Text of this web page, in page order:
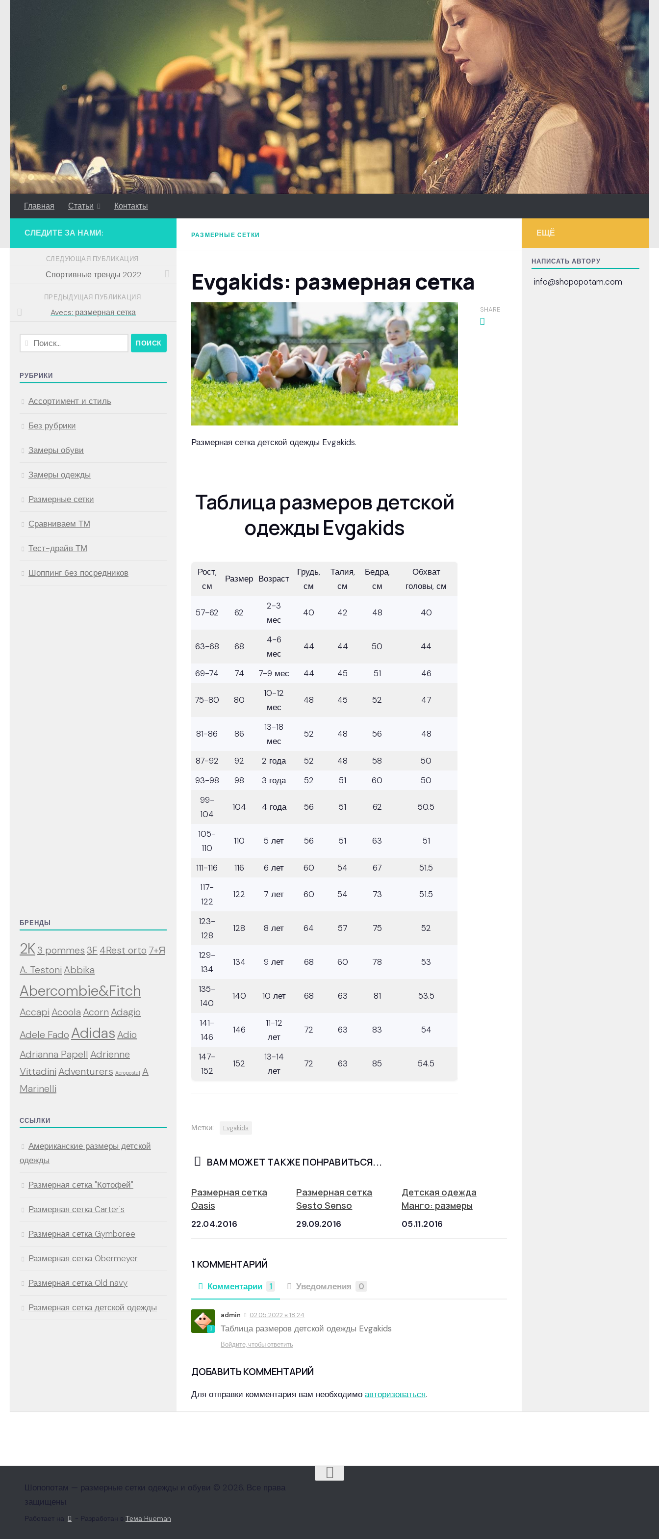
Главная Статьи Контакты
РАЗМЕРНЫЕ СЕТКИ
Evgakids: размерная сетка
Размерная сетка детской одежды Evgakids.
Таблица размеров детской
одежды Evgakids
Рост,
см
Размер Возраст
Грудь,
см
Талия,
см
Бедра,
см
Обхват
головы, см
57-62 62
2-3
мес
40 42 48 40
63-68 68
4-6
мес
44 44 50 44
69-74 74 7-9 мес 44 45 51 46
75-80 80
10-12
мес
48 45 52 47
81-86 86
13-18
мес
52 48 56 48
87-92 92 2 года 52 48 58
50
93-98
98 3 года 52 51 60
50
99-
104
104 4 года 56 51 62 50.5
105-
110
110 5 лет 56 51 63 51
111-116 116 6 лет 60 54 67
51.5
117-
122
122 7 лет 60 54 73 51.5
123-
128
128 8 лет 64 57 75 52
129-
134
134 9 лет 68 60 78 53
135-
140
140 10 лет 68 63 81 53.5
141-
146
146
11-12
лет
72 63 83 54
147-
152
152
13-14
лет
72 63 85 54.5
SHARE
Метки: Evgakids
ВАМ МОЖЕТ ТАКЖЕ ПОНРАВИТЬСЯ...
Размерная сетка
Oasis
22.04.2016
Размерная сетка
Sesto Senso
29.09.2016
Детская одежда
Манго: размеры
05.11.2016
1 КОММЕНТАРИЙ
Комментарии 1 Уведомления 0
admin 02.05.2022 в 18:24
Таблица размеров детской одежды Evgakids
Войдите, чтобы ответить
ДОБАВИТЬ КОММЕНТАРИЙ
Для отправки комментария вам необходимо авторизоваться.
СЛЕДИТЕ ЗА НАМИ:
СЛЕДУЮЩАЯ ПУБЛИКАЦИЯ
Спортивные тренды 2022
ПРЕДЫДУЩАЯ ПУБЛИКАЦИЯ
Avecs: размерная сетка
Найти:
РУБРИКИ
Ассортимент и стиль
Без рубрики
Замеры обуви
Замеры одежды
Размерные сетки
Сравниваем ТМ
Тест-драйв ТМ
Шоппинг без посредников
БРЕНДЫ
2K3 pommes3F 4Rest orto 7+Я
A. Testoni Abbika
Abercombie&Fitch
Accapi Acoola Acorn Adagio
Adele Fado Adidas Adio
Adrianna Papell Adrienne
Vittadini Adventurers Aeropostal A
Marinelli
ССЫЛКИ
Американские размеры детской
одежды
Размерная сетка "Котофей"
Размерная сетка Carter's
Размерная сетка Gymboree
Размерная сетка Obermeyer
Размерная сетка Old navy
Размерная сетка детской одежды
ЕЩЁ
НАПИСАТЬ АВТОРУ
info@shopopotam.com
Шопопотам — размерные сетки одежды и обуви © 2026. Все права
защищены.
Работает на - Разработан вТема Hueman